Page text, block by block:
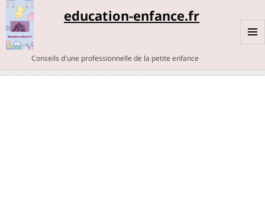
education-enfance.fr
Conseils d'une professionnelle de la petite enfance